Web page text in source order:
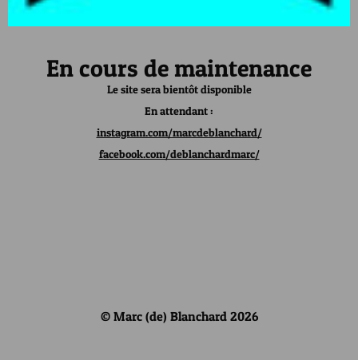
En cours de maintenance
Le site sera bientôt disponible
En attendant :
instagram.com/marcdeblanchard/
facebook.com/deblanchardmarc/
© Marc (de) Blanchard 2026